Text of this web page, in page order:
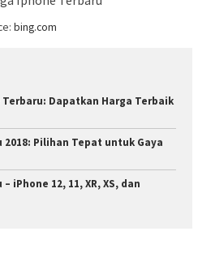
bing.com
Dapatkan Harga Terbaik
Pilihan Tepat untuk Gaya
iPhone 12, 11, XR, XS, dan